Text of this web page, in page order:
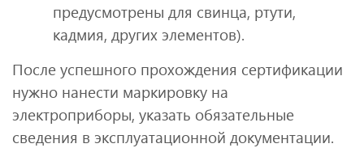
предусмотрены для свинца, ртути,
кадмия, других элементов).
После успешного прохождения сертификации
нужно нанести маркировку на
электроприборы, указать обязательные
сведения в эксплуатационной документации.